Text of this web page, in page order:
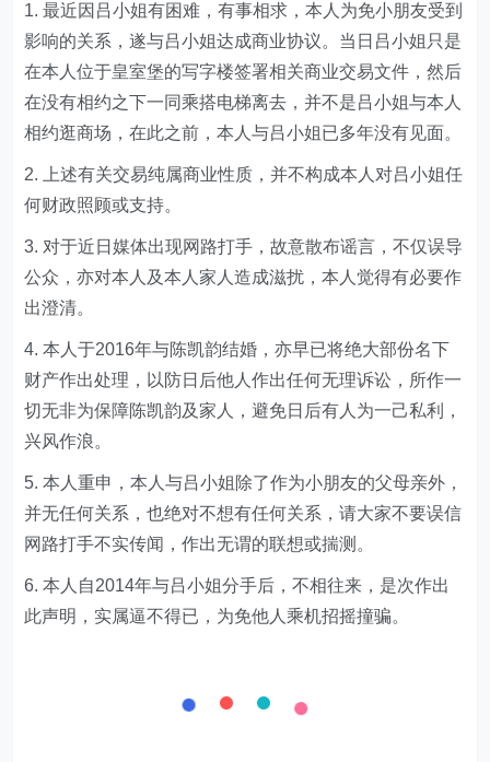
1. 最近因吕小姐有困难，有事相求，本人为免小朋友受到
影响的关系，遂与吕小姐达成商业协议。当日吕小姐只是
在本人位于皇室堡的写字楼签署相关商业交易文件，然后
在没有相约之下一同乘搭电梯离去，并不是吕小姐与本人
相约逛商场，在此之前，本人与吕小姐已多年没有见面。
2. 上述有关交易纯属商业性质，并不构成本人对吕小姐任
何财政照顾或支持。
3. 对于近日媒体出现网路打手，故意散布谣言，不仅误导
公众，亦对本人及本人家人造成滋扰，本人觉得有必要作
出澄清。
4. 本人于2016年与陈凯韵结婚，亦早已将绝大部份名下
财产作出处理，以防日后他人作出任何无理诉讼，所作一
切无非为保障陈凯韵及家人，避免日后有人为一己私利，
兴风作浪。
5. 本人重申，本人与吕小姐除了作为小朋友的父母亲外，
并无任何关系，也绝对不想有任何关系，请大家不要误信
网路打手不实传闻，作出无谓的联想或揣测。
6. 本人自2014年与吕小姐分手后，不相往来，是次作出
此声明，实属逼不得已，为免他人乘机招摇撞骗。